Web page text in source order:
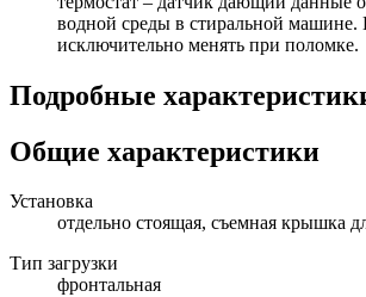
водной среды в стиральной машине.
исключительно менять при поломке.
Подробные
Общие характеристики
Установка
отдельно стоящая, съемная крышка
Тип загрузки
фронтальная